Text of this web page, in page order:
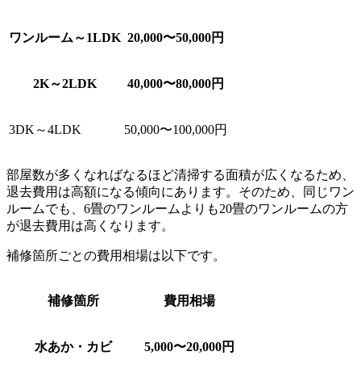
ワンルーム～1LDK 20,000〜50,000円
2K～2LDK 40,000〜80,000円
3DK～4LDK 50,000〜100,000円
部屋数が多くなればなるほど清掃する面積が広くなるため、
退去費用は高額になる傾向にあります。そのため、同じワン
ルームでも、6畳のワンルームよりも20畳のワンルームの方
が退去費用は高くなります。
補修箇所ごとの費用相場は以下です。
補修箇所 費用相場
水あか・カビ 5,000〜20,000円